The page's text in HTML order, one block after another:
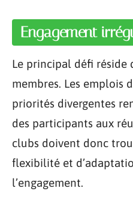
Engagement
Le principal défi réside
membres. Les emplois
priorités divergentes
des participants aux
clubs doivent donc
flexibilité et
l’engagement.